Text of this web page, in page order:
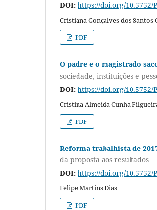
DOI: https://doi.org/10.5752/
Cristiana Gonçalves dos Santos
PDF
O padre e o magistrado
sociedade, instituições e
DOI: https://doi.org/10.5752/
Cristina Almeida Cunha
PDF
Reforma trabalhista de
da proposta aos resultados
DOI: https://doi.org/10.5752/
Felipe Martins Dias
PDF